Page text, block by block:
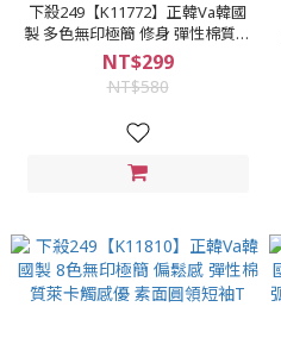
下殺249【K11772】正韓Va韓國
製 多色無印極簡 修身 彈性棉質萊
卡觸感優 素面圓領短袖T
NT$299
NT$580